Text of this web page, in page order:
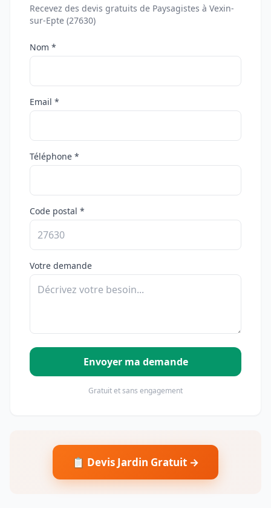
Recevez des devis gratuits de Paysagistes à Vexin-
sur-Epte (27630)
Nom *
Email *
Téléphone *
Code postal *
Votre demande
Envoyer ma demande
Gratuit et sans engagement
📋 Devis Jardin Gratuit →